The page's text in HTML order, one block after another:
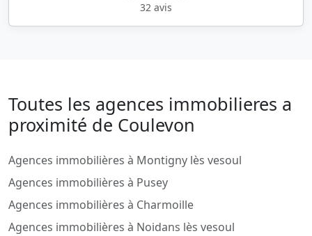
32 avis
Toutes les agences immobilieres a
proximité de Coulevon
Agences immobilières à Montigny lès vesoul
Agences immobilières à Pusey
Agences immobilières à Charmoille
Agences immobilières à Noidans lès vesoul